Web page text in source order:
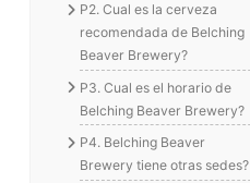
P2. Cual es la cerveza
recomendada de Belching
Beaver Brewery?
P3. Cual es el horario de
Belching Beaver Brewery?
P4. Belching Beaver
Brewery tiene otras sedes?